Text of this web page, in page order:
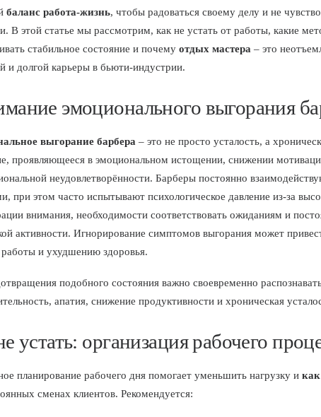
баланс работа-жизнь, чтобы радоваться своему делу и не
В этой статье мы рассмотрим, как не устать от работы, какие
стабильное состояние и почему отдых мастера – это
и долгой карьеры в бьюти-индустрии.
эмоционального выгорания
выгорание барбера – это не просто усталость, а
проявляющееся в эмоциональном истощении, снижении
неудовлетворённости. Барберы постоянно
при этом часто испытывают психологическое давление из-за
внимания, необходимости соответствовать ожиданиям и
активности. Игнорирование симптомов выгорания может
работы и ухудшению здоровья.
подобного состояния важно своевременно
апатия, снижение продуктивности и хроническая
устать: организация рабочего
планирование рабочего дня помогает уменьшить нагрузку и как
сменах клиентов. Рекомендуется: